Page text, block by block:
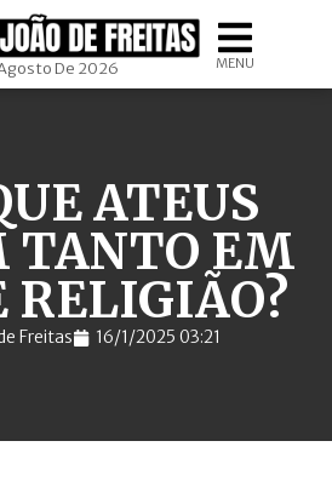
De 2026 MENU
ATEUS
TANTO EM
RELIGIÃO?
Freitas 16/1/2025 03:21